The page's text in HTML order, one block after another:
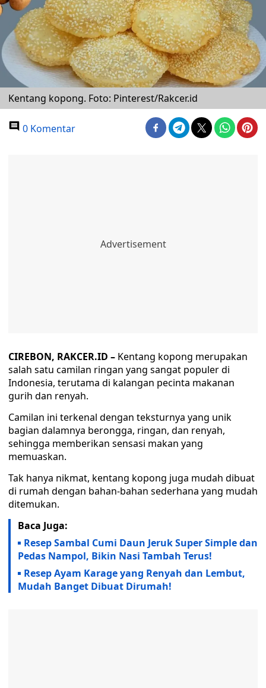
Kentang kopong. Foto: Pinterest/Rakcer.id
0 Komentar
CIREBON, RAKCER.ID – Kentang kopong merupakan
salah satu camilan ringan yang sangat populer di
Indonesia, terutama di kalangan pecinta makanan
gurih dan renyah.
Camilan ini terkenal dengan teksturnya yang unik
bagian dalamnya berongga, ringan, dan renyah,
sehingga memberikan sensasi makan yang
memuaskan.
Tak hanya nikmat, kentang kopong juga mudah dibuat
di rumah dengan bahan-bahan sederhana yang mudah
ditemukan.
Baca Juga:
Resep Sambal Cumi Daun Jeruk Super Simple dan
Pedas Nampol, Bikin Nasi Tambah Terus!
Resep Ayam Karage yang Renyah dan Lembut,
Mudah Banget Dibuat Dirumah!